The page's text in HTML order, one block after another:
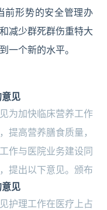
前形势的安全管理办
减少群死群伤重特大
一个新的水平。
见
为加快临床营养工作
提高营养膳食质量，
作与医院业务建设同
提出以下意见。颁布
见
护理工作在医疗上占